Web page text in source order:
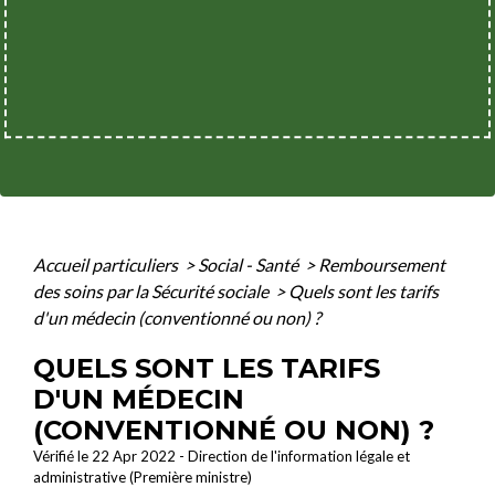
Accueil particuliers > Social - Santé > Remboursement
des soins par la Sécurité sociale > Quels sont les tarifs
d'un médecin (conventionné ou non) ?
QUELS SONT LES TARIFS
D'UN MÉDECIN
(CONVENTIONNÉ OU NON) ?
Vérifié le 22 Apr 2022 - Direction de l'information légale et
administrative (Première ministre)